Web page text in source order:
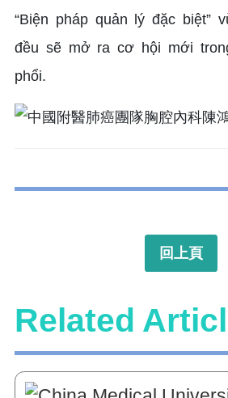
“Biện pháp quản lý đặc biệt”
đều sẽ mở ra cơ hội mới
phổi.
回上頁
Related